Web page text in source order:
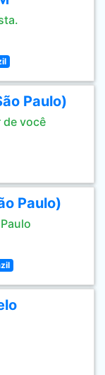
Paulo)
de você
Paulo)